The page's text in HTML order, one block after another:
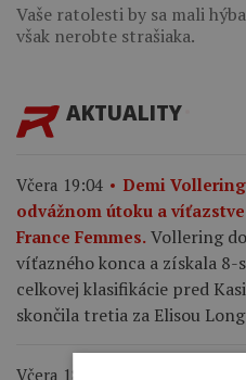
Vaše ratolesti by sa mali
však nerobte strašiaka.
AKTUALITY
Včera 19:04
Demi
odvážnom útoku a
France Femmes. Vollering
víťazného konca a získala 8-
celkovej klasifikácie pred
skončila tretia za Elisou
Včera 18:57
Výsledky 8.